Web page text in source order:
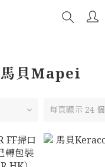
馬貝Mapei
每頁顯示 24 個